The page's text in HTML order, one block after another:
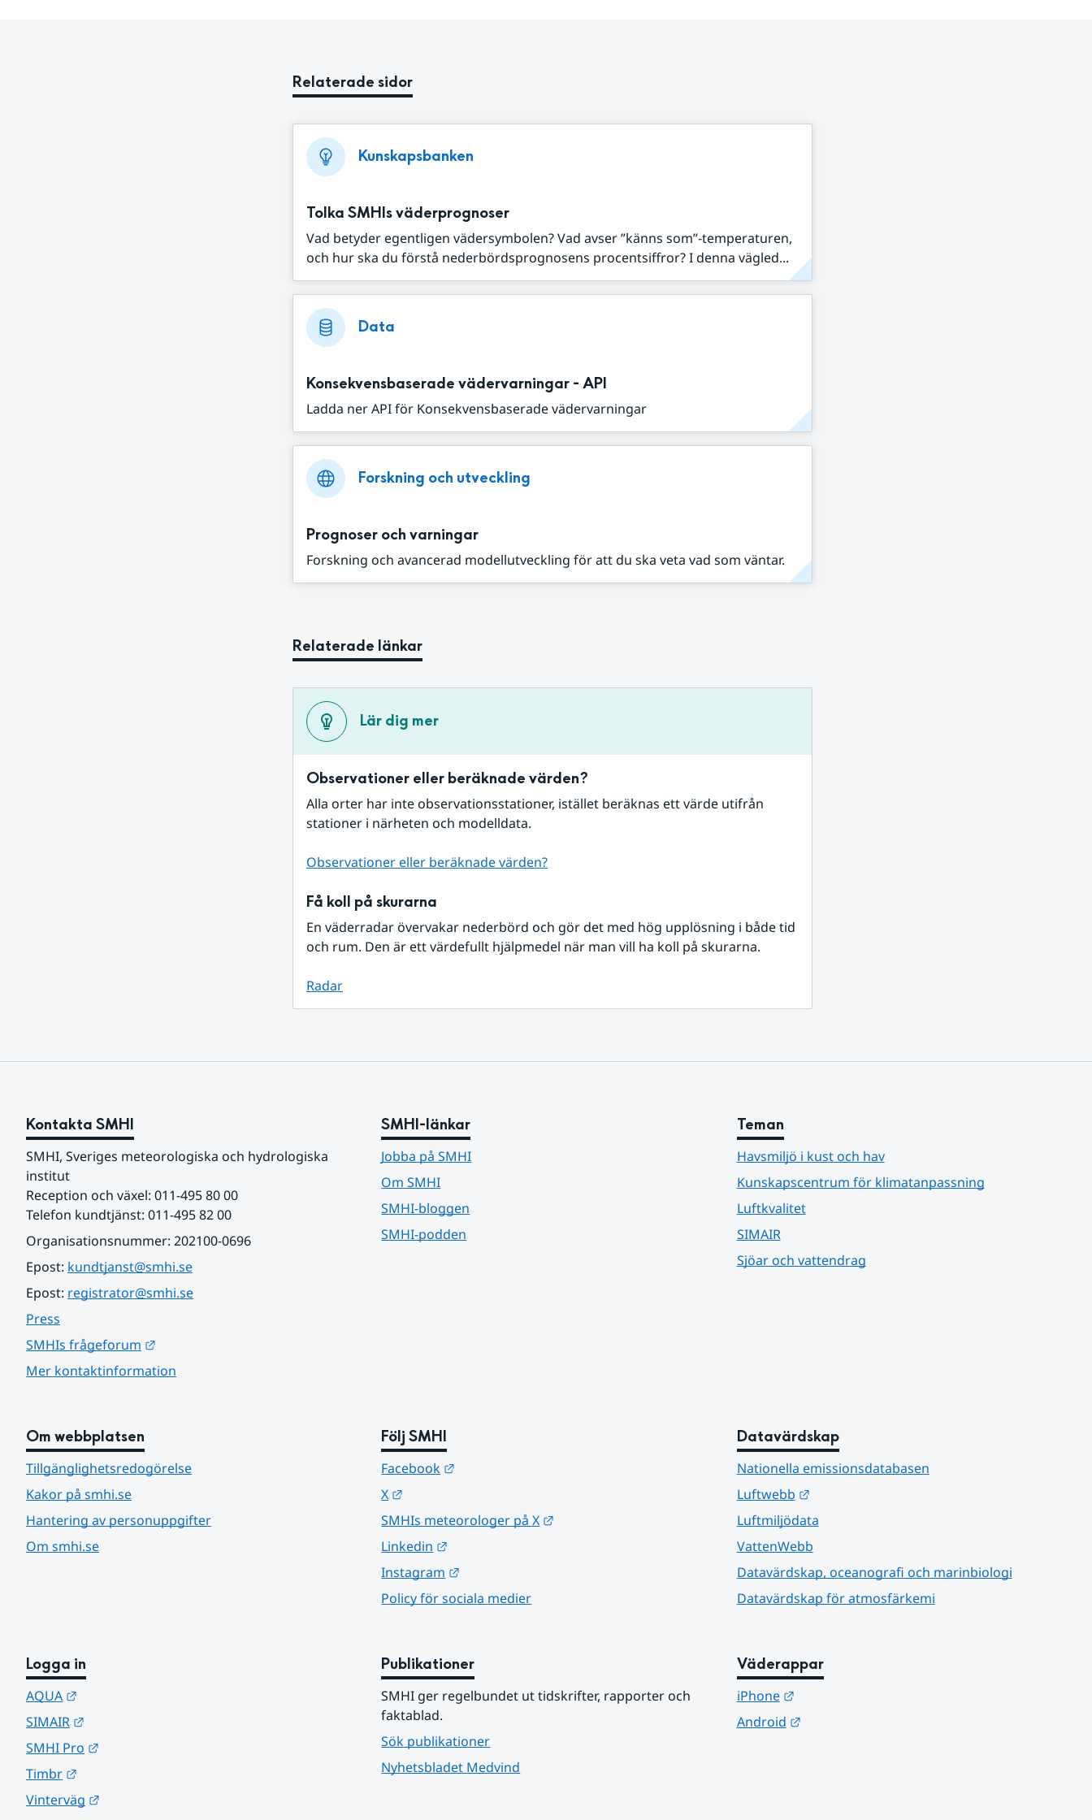
Relaterade sidor
Kunskapsbanken
Tolka SMHIs väderprognoser
Vad betyder egentligen vädersymbolen? Vad avser ”känns som”-temperaturen,
och hur ska du förstå nederbördsprognosens procentsiffror? I denna vägled...
Data
Konsekvensbaserade vädervarningar - API
Ladda ner API för Konsekvensbaserade vädervarningar
Forskning och utveckling
Prognoser och varningar
Forskning och avancerad modellutveckling för att du ska veta vad som väntar.
Relaterade länkar
Lär dig mer
Observationer eller beräknade värden?
Alla orter har inte observationsstationer, istället beräknas ett värde utifrån
stationer i närheten och modelldata.
Observationer eller beräknade värden?
Få koll på skurarna
En väderradar övervakar nederbörd och gör det med hög upplösning i både tid
och rum. Den är ett värdefullt hjälpmedel när man vill ha koll på skurarna.
Radar
Kontakta SMHI
SMHI, Sveriges meteorologiska och hydrologiska
institut
Reception och växel: 011-495 80 00
Telefon kundtjänst: 011-495 82 00
Organisationsnummer: 202100-0696
Epost: kundtjanst@smhi.se
Epost: registrator@smhi.se
Press
SMHIs frågeforum
Mer kontaktinformation
SMHI-länkar
Jobba på SMHI
Om SMHI
SMHI-bloggen
SMHI-podden
Teman
Havsmiljö i kust och hav
Kunskapscentrum för klimatanpassning
Luftkvalitet
SIMAIR
Sjöar och vattendrag
Om webbplatsen
Tillgänglighetsredogörelse
Kakor på smhi.se
Hantering av personuppgifter
Om smhi.se
Följ SMHI
Facebook
X
SMHIs meteorologer på X
Linkedin
Instagram
Policy för sociala medier
Datavärdskap
Nationella emissionsdatabasen
Luftwebb
Länk till annan webbplats.
Luftmiljödata
VattenWebb
Datavärdskap, oceanografi och marinbiologi
Datavärdskap för atmosfärkemi
Logga in
AQUA
SIMAIR
SMHI Pro
Timbr
Vinterväg
Publikationer
SMHI ger regelbundet ut tidskrifter, rapporter och
faktablad.
Sök publikationer
Nyhetsbladet Medvind
Väderappar
iPhone
Länk till annan webbplats.
Android
Länk till annan webbplats.